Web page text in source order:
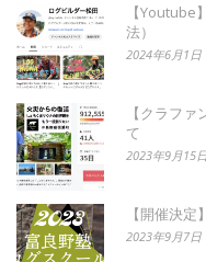
【Youtube
法）
2024年6月1日
【クラフ
て
2023年9月15
【開催決
2023年9月7日